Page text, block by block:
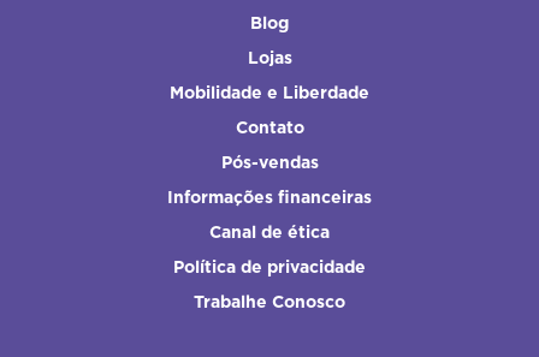
Blog
Lojas
Mobilidade e Liberdade
Contato
Pós-vendas
Informações financeiras
Canal de ética
Política de privacidade
Trabalhe Conosco